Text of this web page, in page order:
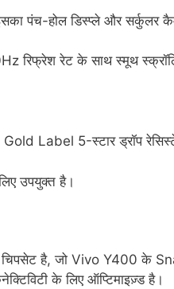
पंच-होल डिस्प्ले और सर्कुलर
रिफ्रेश रेट के साथ स्मूथ
Label 5-स्टार ड्रॉप
उपयुक्त है।
चिपसेट है, जो Vivo Y400 के
के लिए ऑप्टिमाइज़्ड है।